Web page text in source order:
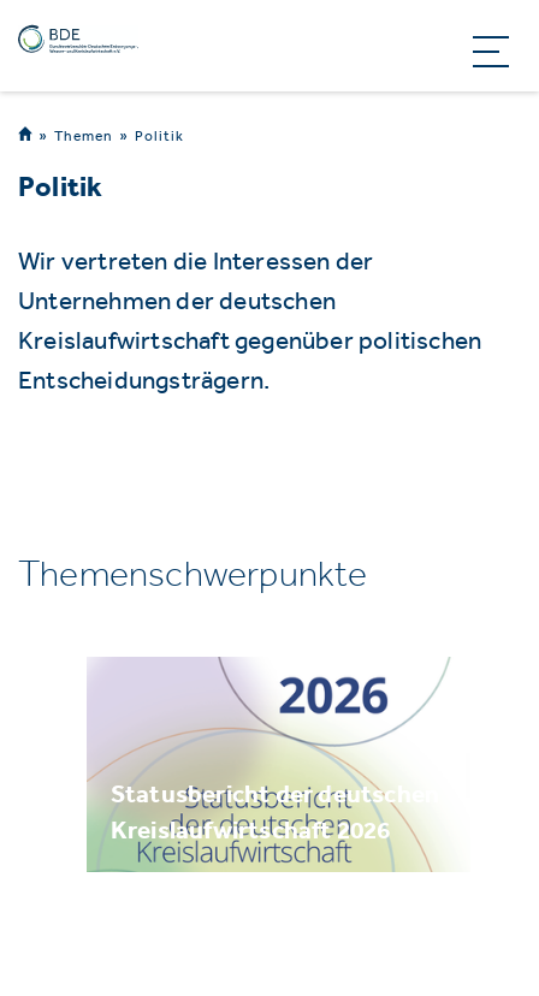
Themen Politik
Politik
Wir vertreten die Interessen der
Unternehmen der deutschen
Kreislaufwirtschaft gegenüber politischen
Entscheidungsträgern.
Themenschwerpunkte
Statusbericht der deutschen
Kreislaufwirtschaft 2026